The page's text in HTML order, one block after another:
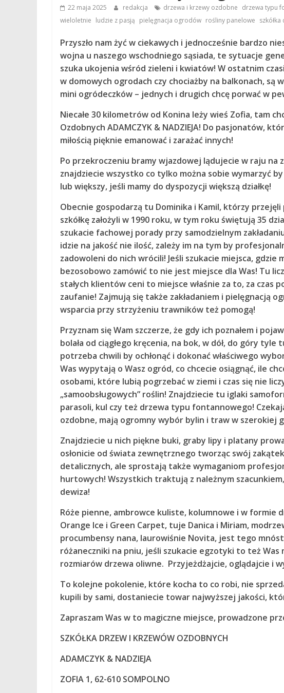
22 maja 2025 redakcja drzewa i krzewy ozdobne drzewa typu
wieloletnie ludzie z pasją pielęgnacja ogrodów rośliny panelowe
Przyszło nam żyć w ciekawych i jednocześnie bardzo
wojna u naszego wschodniego sąsiada, te sytuacje
szuka ukojenia wśród zieleni i kwiatów! W ostatnim
w domowych ogrodach czy chociażby na balkonach, są
mini ogródeczków – jednych i drugich chcę porwać w
Niecałe 30 kilometrów od Konina leży wieś Zofia, tam
Ozdobnych ADAMCZYK & NADZIEJA! Do pasjonatów,
miłością pięknie emanować i zarażać innych!
Po przekroczeniu bramy wjazdowej lądujecie w raju na
znajdziecie wszystko co tylko można sobie wymarzyć
lub większy, jeśli mamy do dyspozycji większą działkę!
Obecnie gospodarzą tu Dominika i Kamil, którzy przejęli
szkółkę założyli w 1990 roku, w tym roku świętują 35
szukacie fachowej porady przy samodzielnym
idzie na jakość nie ilość, zależy im na tym by
zadowoleni do nich wrócili! Jeśli szukacie miejsca, gdzie
bezosobowo zamówić to nie jest miejsce dla Was! Tu
stałych klientów ceni to miejsce właśnie za to, za czas
zaufanie! Zajmują się także zakładaniem i pielęgnacją
wsparcia przy strzyżeniu trawników też pomogą!
Przyznam się Wam szczerze, że gdy ich poznałem i
bolała od ciągłego kręcenia, na bok, w dół, do góry
potrzeba chwili by ochłonąć i dokonać właściwego
Was wypytają o Wasz ogród, co chcecie osiągnąć, ile
osobami, które lubią pogrzebać w ziemi i czas się nie
„samoobsługowych” roślin! Znajdziecie tu iglaki
parasoli, kul czy też drzewa typu fontannowego!
ozdobne, mają ogromny wybór bylin i traw w szerokiej
Znajdziecie u nich piękne buki, graby lipy i platany
osłonicie od świata zewnętrznego tworząc swój
detalicznych, ale sprostają także wymaganiom
hurtowych! Wszystkich traktują z należnym
dewiza!
Róże pienne, ambrowce kuliste, kolumnowe i w formie
Orange Ice i Green Carpet, tuje Danica i Miriam,
procumbensy nana, laurowiśnie Novita, jest tego
różaneczniki na pniu, jeśli szukacie egzotyki to też Was
rozmiarów drzewa oliwne. Przyjeżdżajcie, oglądajcie i
To kolejne pokolenie, które kocha to co robi, nie
kupili by sami, dostaniecie towar najwyższej jakości,
Zapraszam Was w to magiczne miejsce, prowadzone
SZKÓŁKA DRZEW I KRZEWÓW OZDOBNYCH
ADAMCZYK & NADZIEJA
ZOFIA 1, 62-610 SOMPOLNO